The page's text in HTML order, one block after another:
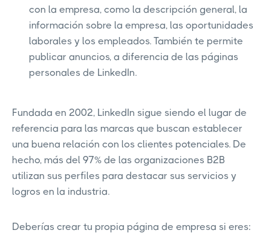
con la empresa, como la descripción general, la
información sobre la empresa, las oportunidades
laborales y los empleados. También te permite
publicar anuncios, a diferencia de las páginas
personales de LinkedIn.
Fundada en 2002, LinkedIn sigue siendo el lugar de
referencia para las marcas que buscan establecer
una buena relación con los clientes potenciales. De
hecho, más del 97% de las organizaciones B2B
utilizan sus perfiles para destacar sus servicios y
logros en la industria.
Deberías crear tu propia página de empresa si eres: